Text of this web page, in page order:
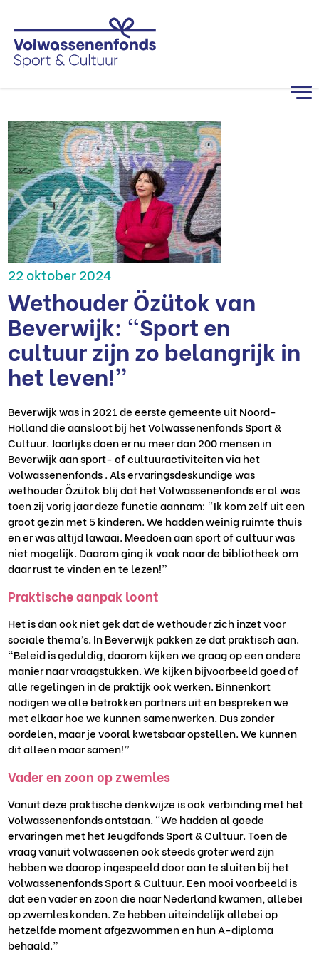
22 oktober 2024
Wethouder Özütok van
Beverwijk: “Sport en
cultuur zijn zo belangrijk in
het leven!”
Beverwijk was in 2021 de eerste gemeente uit Noord-
Holland die aansloot bij het Volwassenenfonds Sport &
Cultuur. Jaarlijks doen er nu meer dan 200 mensen in
Beverwijk aan sport- of cultuuractiviteiten via het
Volwassenenfonds . Als ervaringsdeskundige was
wethouder Özütok blij dat het Volwassenenfonds er al was
toen zij vorig jaar deze functie aannam: “Ik kom zelf uit een
groot gezin met 5 kinderen. We hadden weinig ruimte thuis
en er was altijd lawaai. Meedoen aan sport of cultuur was
niet mogelijk. Daarom ging ik vaak naar de bibliotheek om
daar rust te vinden en te lezen!”
Praktische aanpak loont
Het is dan ook niet gek dat de wethouder zich inzet voor
sociale thema’s. In Beverwijk pakken ze dat praktisch aan.
“Beleid is geduldig, daarom kijken we graag op een andere
manier naar vraagstukken. We kijken bijvoorbeeld goed of
alle regelingen in de praktijk ook werken. Binnenkort
nodigen we alle betrokken partners uit en bespreken we
met elkaar hoe we kunnen samenwerken. Dus zonder
oordelen, maar je vooral kwetsbaar opstellen. We kunnen
dit alleen maar samen!”
Vader en zoon op zwemles
Vanuit deze praktische denkwijze is ook verbinding met het
Volwassenenfonds ontstaan. “We hadden al goede
ervaringen met het Jeugdfonds Sport & Cultuur. Toen de
vraag vanuit volwassenen ook steeds groter werd zijn
hebben we daarop ingespeeld door aan te sluiten bij het
Volwassenenfonds Sport & Cultuur. Een mooi voorbeeld is
dat een vader en zoon die naar Nederland kwamen, allebei
op zwemles konden. Ze hebben uiteindelijk allebei op
hetzelfde moment afgezwommen en hun A-diploma
behaald.”